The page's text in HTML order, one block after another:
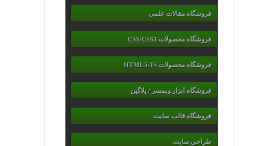
فروشگاه مقالات علمی
فروشگاه محصولات CSS/CSS3
فروشگاه محصولات HTML5/JS
فروشگاه ابزار وبمسر / پلاگین
فروشگاه قالب سایت
طراحی سایت